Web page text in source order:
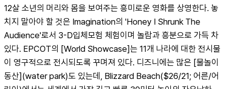
12살 소년의 머리와 몸을 보여주는 흥미로운 영화를 상영한다. 놓
치지 말아야 할 것은 Imagination의 'Honey I Shrunk The
Audience'로서 3-D입체모험 체험이며 놀람과 흥분으로 가득 차
있다. EPCOT의 [World Showcase]는 11개 나라에 대한 전시물
이 영구적으로 전시되도록 꾸며져 있다. 디즈니에는 많은 [물놀이
동산](water park)도 있는데, Blizzard Beach($26/21; 어른/어